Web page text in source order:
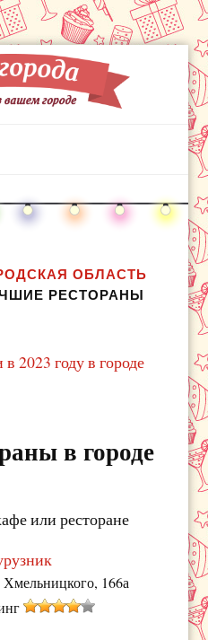
ОБЛАСТЬ
РЕСТОРАНЫ
2023 году в городе
в городе
или ресторане
166а